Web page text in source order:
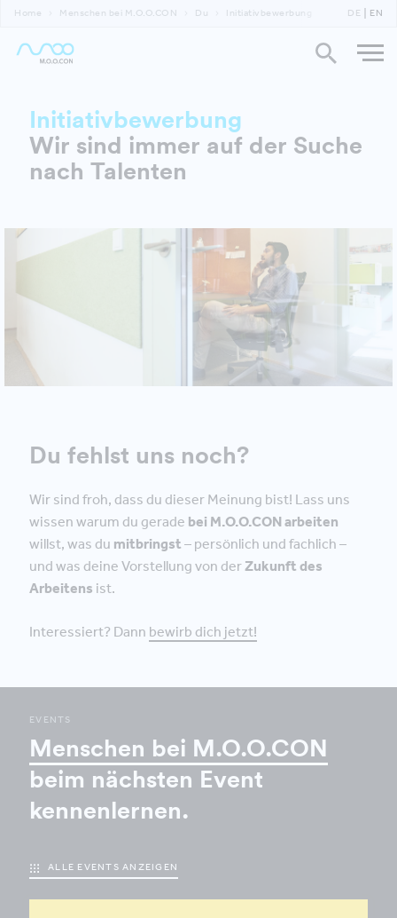
Home Menschen bei M.O.O.CON Du Initiativbewerbung DE EN
Initiativbewerbung
Wir sind immer auf der Suche
nach Talenten
Du fehlst uns noch?
Wir sind froh, dass du dieser Meinung bist! Lass uns
wissen warum du gerade bei M.O.O.CON arbeiten
willst, was du mitbringst – persönlich und fachlich –
und was deine Vorstellung von derZukunft des
Arbeitens ist.
Interessiert? Dann bewirb dich jetzt!
EVENTS
Menschen bei M.O.O.CON
beim nächsten Event
kennenlernen.
ALLE EVENTS ANZEIGEN